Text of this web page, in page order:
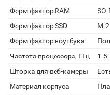
Форм-фактор RAM
SO-
Форм-фактор SSD
M.2
Форм-фактор ноутбука
Частота процессора, ГГц
1.5
Шторка для веб-камеры
Материал корпуса